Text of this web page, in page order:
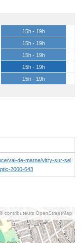
15h - 19h
15h - 19h
15h - 19h
15h - 19h
15h - 19h
val-de-marne/vitry-sur-sei
2000-643
© contributeurs OpenStreetMap